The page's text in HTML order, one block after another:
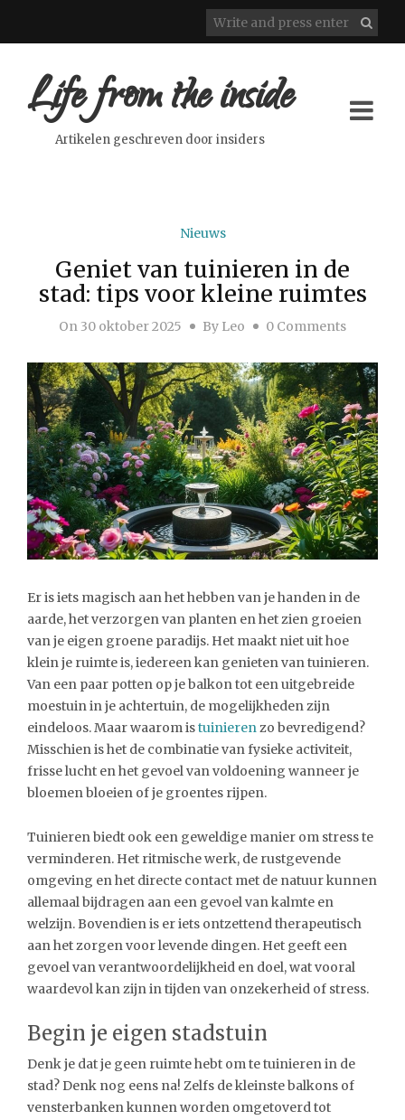
Life from the inside
Artikelen geschreven door insiders
Nieuws
Geniet van tuinieren in de
stad: tips voor kleine ruimtes
On 30 oktober 2025 By Leo 0 Comments
Er is iets magisch aan het hebben van je handen in de
aarde, het verzorgen van planten en het zien groeien
van je eigen groene paradijs. Het maakt niet uit hoe
klein je ruimte is, iedereen kan genieten van tuinieren.
Van een paar potten op je balkon tot een uitgebreide
moestuin in je achtertuin, de mogelijkheden zijn
eindeloos. Maar waarom istuinierenzo bevredigend?
Misschien is het de combinatie van fysieke activiteit,
frisse lucht en het gevoel van voldoening wanneer je
bloemen bloeien of je groentes rijpen.
Tuinieren biedt ook een geweldige manier om stress te
verminderen. Het ritmische werk, de rustgevende
omgeving en het directe contact met de natuur kunnen
allemaal bijdragen aan een gevoel van kalmte en
welzijn. Bovendien is er iets ontzettend therapeutisch
aan het zorgen voor levende dingen. Het geeft een
gevoel van verantwoordelijkheid en doel, wat vooral
waardevol kan zijn in tijden van onzekerheid of stress.
Begin je eigen stadstuin
Denk je dat je geen ruimte hebt om te tuinieren in de
stad? Denk nog eens na! Zelfs de kleinste balkons of
vensterbanken kunnen worden omgetoverd tot